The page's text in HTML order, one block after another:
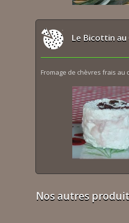
Le Bicottin
Fromage de chèvres frais au
Nos autres